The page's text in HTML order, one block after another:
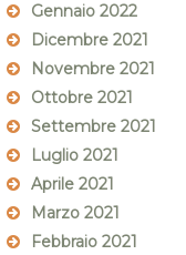
Gennaio 2022
Dicembre 2021
Novembre 2021
Ottobre 2021
Settembre 2021
Luglio 2021
Aprile 2021
Marzo 2021
Febbraio 2021